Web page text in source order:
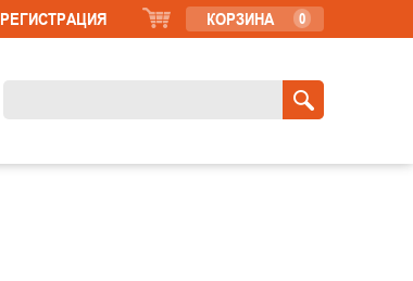
КОРЗИНА 0
РЕГИСТРАЦИЯ